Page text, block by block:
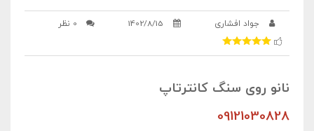
جواد افشاری 1402/8/15 0 نظر
نانو روی سنگ کانترتاپ
09121030828